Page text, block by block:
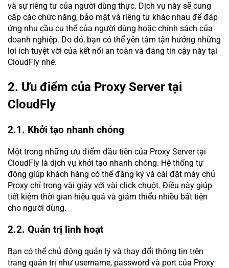
và sự riêng tư của người dùng thực. Dịch vụ này sẽ cung
cấp các chức năng, bảo mật và riêng tư khác nhau để đáp
ứng nhu cầu cụ thể của người dùng hoặc chính sách của
doanh nghiệp. Do đó, bạn có thể yên tâm tận hưởng những
lợi ích tuyệt vời của kết nối an toàn và đáng tin cậy này tại
CloudFly nhé.
2. Ưu điểm của Proxy Server tại
CloudFly
2.1. Khởi tạo nhanh chóng
Một trong những ưu điểm đầu tiên của Proxy Server tại
CloudFly là dịch vụ khởi tạo nhanh chóng. Hệ thống tự
động giúp khách hàng có thể đăng ký và cài đặt máy chủ
Proxy chỉ trong vài giây với vài click chuột. Điều này giúp
tiết kiệm thời gian hiệu quả và giảm thiểu nhiều bất tiện
cho người dùng.
2.2. Quản trị linh hoạt
Bạn có thể chủ động quản lý và thay đổi thông tin trên
trang quản trị như username, password và port của Proxy